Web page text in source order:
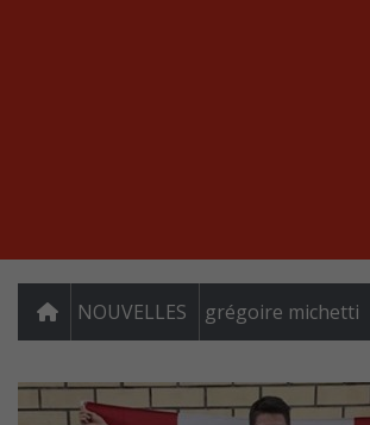
NOUVELLES grégoire michetti